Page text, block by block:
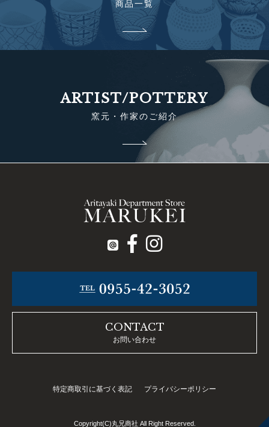
商品一覧
ARTIST/POTTERY
窯元・作家のご紹介
CONTACT
お問い合わせ
特定商取引に基づく表記 プライバシーポリシー
Copyright(C)丸兄商社 All Right Reserved.